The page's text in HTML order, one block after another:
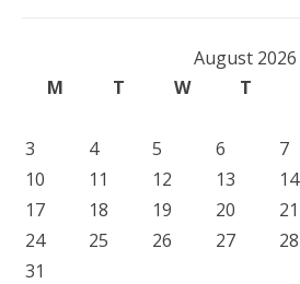
August 2026
M
T W T
3
4 5 6 7
10
11 12 13 14
17
18 19 20 21
24
25 26 27 28
31